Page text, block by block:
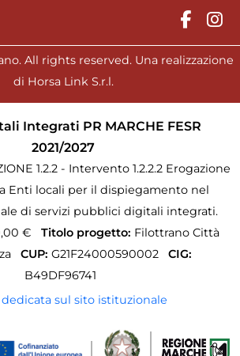
All rights reserved. Una realizzazione
di Horsa Link S.r.l.
Integrati PR MARCHE FESR
2021/2027
1.2.2 - Intervento 1.2.2.2 Erogazione
Enti locali per il dispiegamento nel
di servizi pubblici digitali integrati.
€ Titolo progetto: Filottrano Città
CUP: G21F24000590002
CIG:
B49DF96741
dedicata sul sito istituzionale